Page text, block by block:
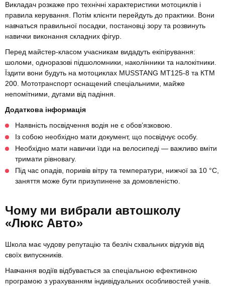
Викладач розкаже про технічні характеристики мотоциклів і
правила керування. Потім клієнти перейдуть до практики. Вони
навчаться правильної посадки, постановці зору та розвинуть
навички виконання складних фігур.
Перед майстер-класом учасникам видадуть екіпірування:
шоломи, одноразові підшоломники, наколінники та налокітники.
Їздити вони будуть на мотоциклах MUSSTANG MT125-8 та КТМ
200. Мототранспорт оснащений спеціальними, майже
непомітними, дугами від падіння.
Додаткова інформація
Наявність посвідчення водія не є обов’язковою.
Із собою необхідно мати документ, що посвідчує особу.
Необхідно мати навички їзди на велосипеді — важливо вміти
тримати рівновагу.
Під час опадів, поривів вітру та температури, нижчої за 10 °C,
заняття може бути призупинене за домовленістю.
Чому ми вибрали автошколу
«Люкс Авто»
Школа має чудову репутацію та безліч схвальних відгуків від
своїх випускників.
Навчання водіїв відбувається за спеціальною ефективною
програмою з урахуванням індивідуальних особливостей учнів.